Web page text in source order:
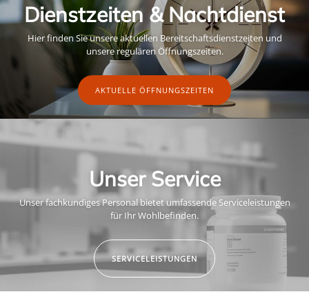
Dienstzeiten & Nachtdienst
Hier finden Sie unsere aktuellen Bereitschaftsdienstzeiten und
unsere regulären Öffnungszeiten.
AKTUELLE ÖFFNUNGSZEITEN
Unser Service
Unser fachkundiges Personal bietet umfassende Serviceleistungen
für Ihr Wohlbefinden.
SERVICELEISTUNGEN